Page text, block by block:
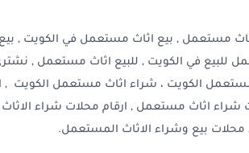
مستعمل , بيع اثاث مستعمل في الكويت , بيع
للبيع في الكويت , للبيع اثاث مستعمل ,
الكويت ، شراء اثاث مستعمل الكويت ,
شراء اثاث مستعمل , ارقام محلات شراء
بيع وشراء الاثاث المستعمل.